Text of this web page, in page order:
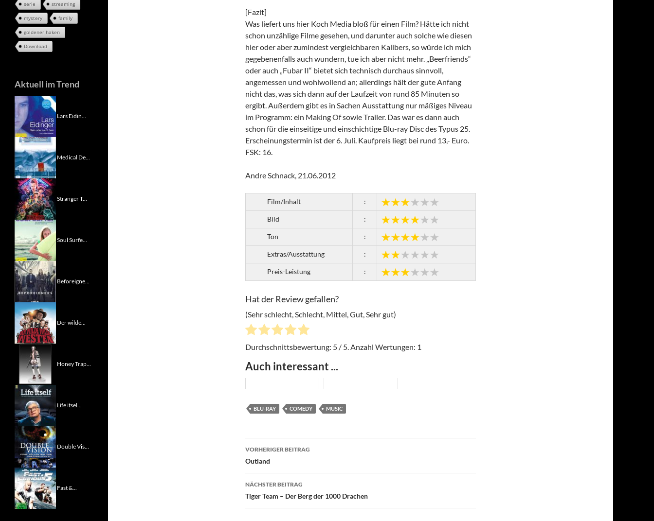
[Fazit]
Was liefert uns hier Koch Media bloß für einen Film? Hätte ich nicht
schon unzählige Filme gesehen, und darunter auch solche wie diesen
hier oder aber zumindest vergleichbaren Kalibers, so würde ich mich
gegebenenfalls auch wundern, tue ich aber nicht mehr. „Beerfriends“
oder auch „Fubar II“ bietet sich technisch durchaus sinnvoll,
angemessen und wohlwollend an; allerdings hält der gute Anfang
nicht das, was sich dann auf der Laufzeit von rund 85 Minuten so
ergibt. Außerdem gibt es in Sachen Ausstattung nur mäßiges Niveau
im Programm: ein Making Of sowie Trailer. Das war es dann auch
schon für die einseitige und einschichtige Blu-ray Disc des Typus 25.
Erscheinungstermin ist der 6. Juli. Kaufpreis liegt bei rund 13,- Euro.
FSK: 16.
Andre Schnack, 21.06.2012
Film/Inhalt :
Bild :
Ton :
Extras/Ausstattung :
Preis-Leistung :
Hat der Review gefallen?
(Sehr schlecht, Schlecht, Mittel, Gut, Sehr gut)
Durchschnittsbewertung: 5 / 5. Anzahl Wertungen: 1
Auch interessant ...
BLU-RAY COMEDY MUSIC
Beitragsnavigation
VORHERIGER BEITRAG
Outland
NÄCHSTER BEITRAG
Tiger Team – Der Berg der 1000 Drachen
serie streaming
mystery family
goldener haken
Download
Aktuell im Trend
Lars Eidin...
Medical De...
Stranger T...
Soul Surfe...
Beforeigne...
Der wilde...
Honey Trap...
Life itsel...
Double Vis...
Fast &...